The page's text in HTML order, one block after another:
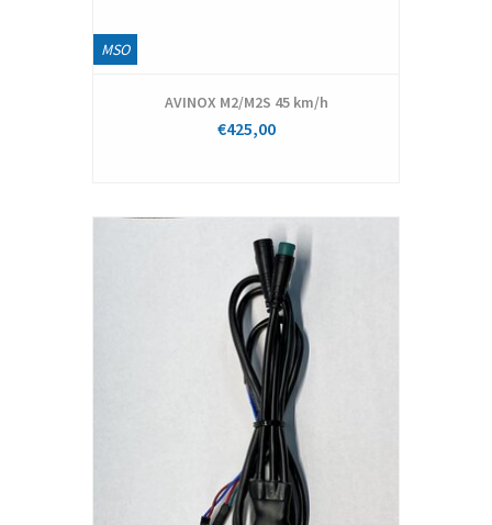
MSO
AVINOX M2/M2S 45 km/h
€425,00